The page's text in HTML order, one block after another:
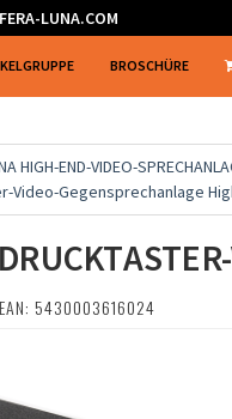
LUNA.COM
BROSCHÜRE
HIGH-END-VIDEO-
Video-Gegensprechanlage
5430003616024